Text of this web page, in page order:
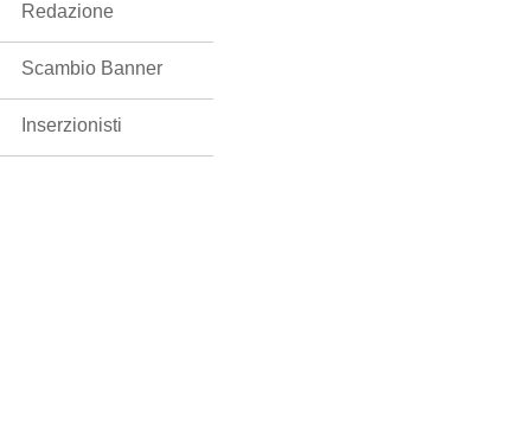
Redazione
Scambio Banner
Inserzionisti